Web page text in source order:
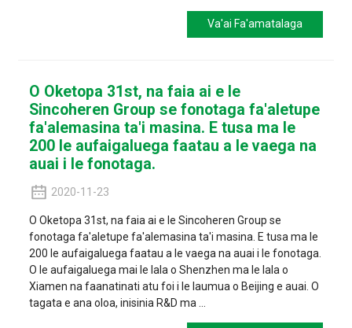
Va'ai Fa'amatalaga
O Oketopa 31st, na faia ai e le
Sincoheren Group se fonotaga fa'aletupe
fa'alemasina ta'i masina. E tusa ma le
200 le aufaigaluega faatau a le vaega na
auai i le fonotaga.
2020-11-23
O Oketopa 31st, na faia ai e le Sincoheren Group se
fonotaga fa'aletupe fa'alemasina ta'i masina. E tusa ma le
200 le aufaigaluega faatau a le vaega na auai i le fonotaga.
O le aufaigaluega mai le lala o Shenzhen ma le lala o
Xiamen na faanatinati atu foi i le laumua o Beijing e auai. O
tagata e ana oloa, inisinia R&D ma ...